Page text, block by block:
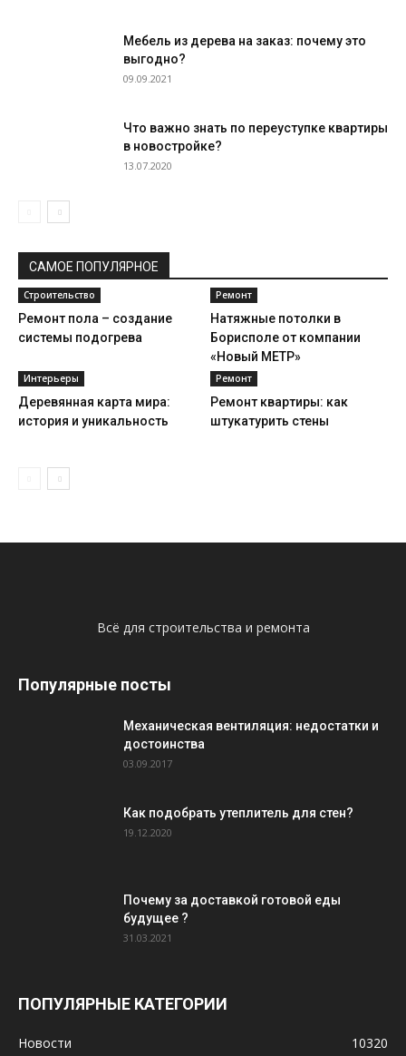
Мебель из дерева на заказ: почему это
выгодно?
09.09.2021
Что важно знать по переуступке квартиры
в новостройке?
13.07.2020
САМОЕ ПОПУЛЯРНОЕ
Строительство
Ремонт пола – создание
системы подогрева
Ремонт
Натяжные потолки в
Борисполе от компании
«Новый МЕТР»
Интерьеры
Деревянная карта мира:
история и уникальность
Ремонт
Ремонт квартиры: как
штукатурить стены
Всё для строительства и ремонта
Популярные посты
Механическая вентиляция: недостатки и
достоинства
03.09.2017
Как подобрать утеплитель для стен?
19.12.2020
Почему за доставкой готовой еды
будущее ?
31.03.2021
ПОПУЛЯРНЫЕ КАТЕГОРИИ
Новости 10320